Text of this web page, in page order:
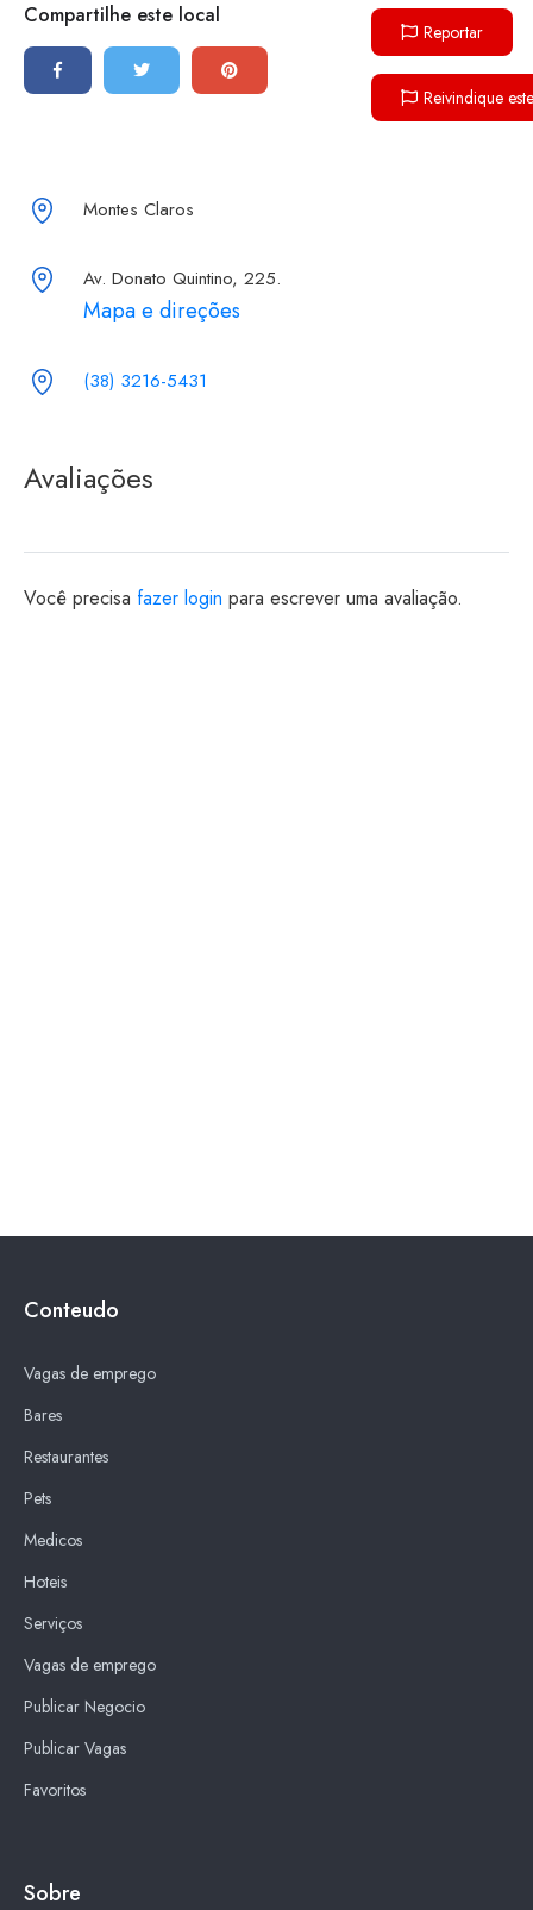
Compartilhe este local
Reportar
Reivindique
Montes Claros
Av. Donato Quintino, 225.
Mapa e direções
(38) 3216-5431
Avaliações
Você precisa fazer login para escrever uma avaliação.
Conteudo
Vagas de emprego
Bares
Restaurantes
Pets
Medicos
Hoteis
Serviços
Vagas de emprego
Publicar Negocio
Publicar Vagas
Favoritos
Sobre